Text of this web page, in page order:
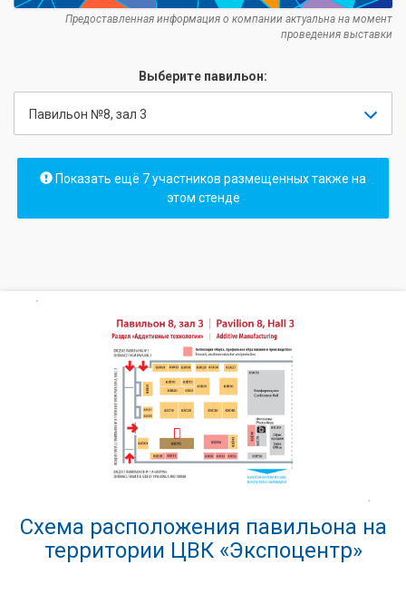
Предоставленная информация о компании актуальна на момент
проведения выставки
Выберите павильон:
Павильон №8, зал 3
Показать ещё 7 участников размещенных также на
этом стенде
Схема расположения павильона на
территории ЦВК «Экспоцентр»